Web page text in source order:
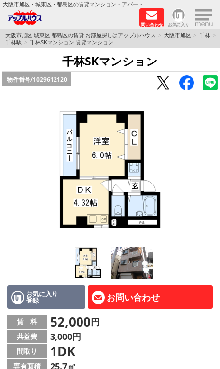
大阪市旭区・城東区・都島区の賃貸マンション・アパート
問い合わせ お気に入り ×
TOPページ
路線·駅から探す
LINE公式アカウント
会社概要
メールでお問い合わせ
大阪市旭区 城東区 都島区の賃貸 お部屋探しはアップルハウス 大阪市旭区
千林
千林駅
千林SKマンション 賃貸マンション
千林SKマンション
物件番号/1029612120
お気に入り
登録 お問い合わせ
賃 料 52,000円
共益費 3,000円
間取り 1DK
専有面積 25.7㎡